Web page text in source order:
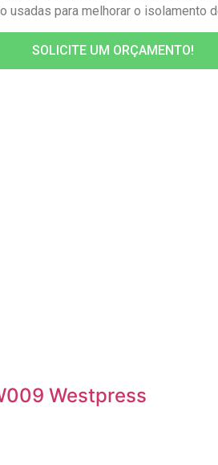
para melhorar o isolamento
SOLICITE UM ORÇAMENTO!
Westpress